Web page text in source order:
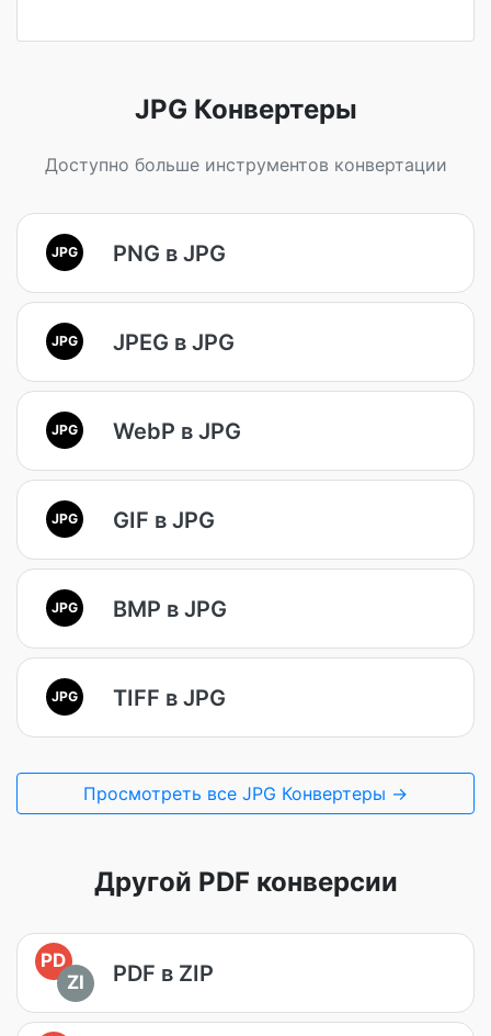
JPG Конвертеры
Доступно больше инструментов конвертации
JPG PNG в JPG
JPG JPEG в JPG
JPG WebP в JPG
JPG GIF в JPG
JPG BMP в JPG
JPG TIFF в JPG
Просмотреть все JPG Конвертеры →
Другой PDF конверсии
PD
ZI
PDF в ZIP